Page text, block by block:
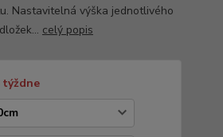
Nastavitelná výška jednotlivého
celý popis
týždne